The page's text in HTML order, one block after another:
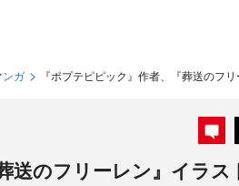
ンガ 『ポプテピピック』作者、『葬送のフ
送のフリーレン』イラス